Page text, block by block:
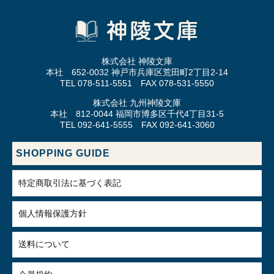
株式会社 神陵文庫
本社 652-0032 神戸市兵庫区荒田町2丁目2-14
TEL 078-511-5551 FAX 078-531-5550
株式会社 九州神陵文庫
本社 812-0044 福岡市博多区千代4丁目31-5
TEL 092-641-5555 FAX 092-641-3060
SHOPPING GUIDE
特定商取引法に基づく表記
個人情報保護方針
送料について